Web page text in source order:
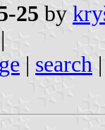
25 by
|
| search